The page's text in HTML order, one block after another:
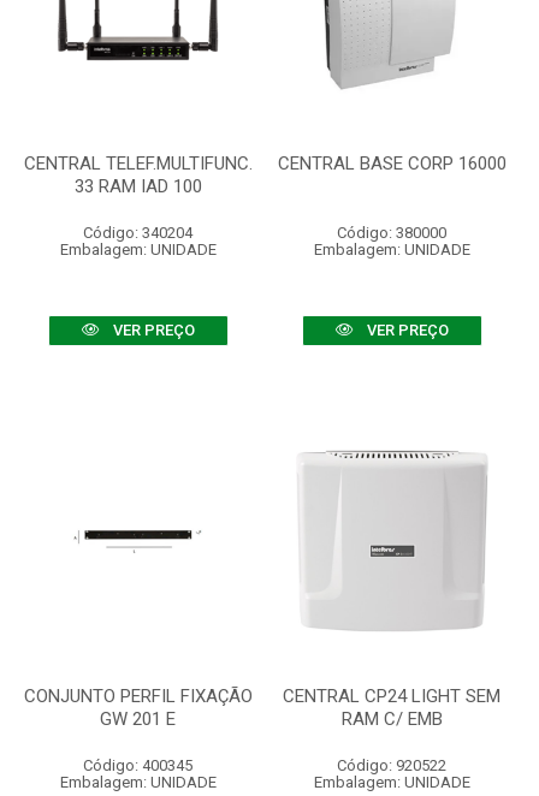
CENTRAL TELEF.MULTIFUNC.
33 RAM IAD 100
Código: 340204
Embalagem: UNIDADE
VER PREÇO
CENTRAL BASE CORP 16000
Código: 380000
Embalagem: UNIDADE
VER PREÇO
CONJUNTO PERFIL FIXAÇÃO
GW 201 E
Código: 400345
Embalagem: UNIDADE
CENTRAL CP24 LIGHT SEM
RAM C/ EMB
Código: 920522
Embalagem: UNIDADE